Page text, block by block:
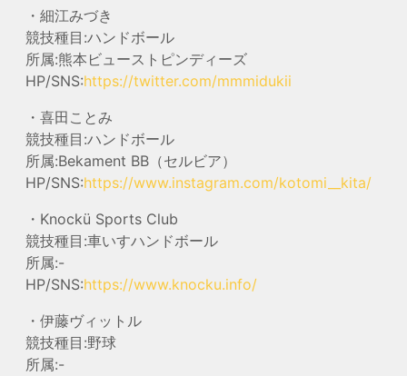
・細江みづき
競技種目:ハンドボール
所属:熊本ビューストピンディーズ
HP/SNS:https://twitter.com/mmmidukii
・喜田ことみ
競技種目:ハンドボール
所属:Bekament BB（セルビア）
HP/SNS:https://www.instagram.com/kotomi__kita/
・Knockü Sports Club
競技種目:車いすハンドボール
所属:-
HP/SNS:https://www.knocku.info/
・伊藤ヴィットル
競技種目:野球
所属:-